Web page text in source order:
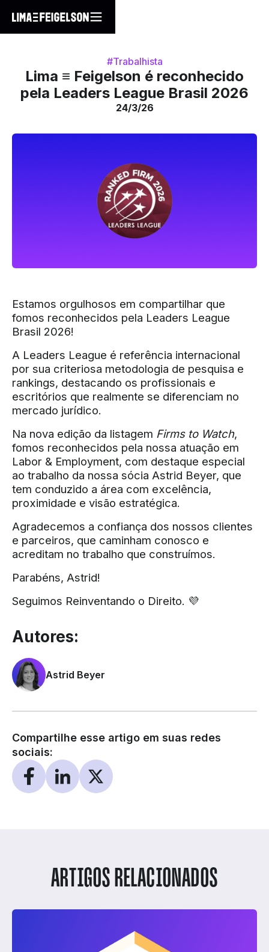
#Trabalhista
Lima ≡ Feigelson é reconhecido
pela Leaders League Brasil 2026
24/3/26
Estamos orgulhosos em compartilhar que
fomos reconhecidos pela Leaders League
Brasil 2026!
A Leaders League é referência internacional
por sua criteriosa metodologia de pesquisa e
rankings, destacando os profissionais e
escritórios que realmente se diferenciam no
mercado jurídico.
Na nova edição da listagem Firms to Watch,
fomos reconhecidos pela nossa atuação em
Labor & Employment, com destaque especial
ao trabalho da nossa sócia Astrid Beyer, que
tem conduzido a área com excelência,
proximidade e visão estratégica.
Agradecemos a confiança dos nossos clientes
e parceiros, que caminham conosco e
acreditam no trabalho que construímos.
Parabéns, Astrid!
Seguimos Reinventando o Direito. 💜
Autores:
Astrid Beyer
Compartilhe esse artigo em suas redes
sociais:
ARTIGOS RELACIONADOS